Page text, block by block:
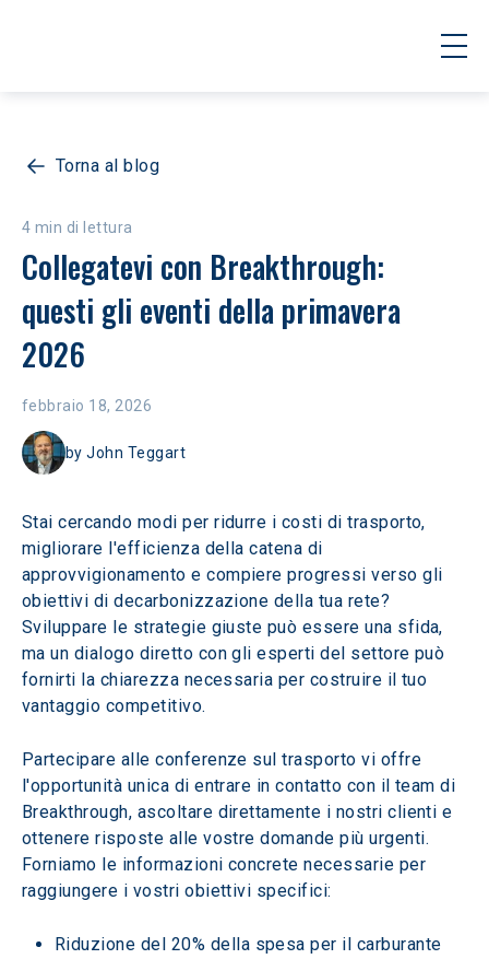
Torna al blog
4 min di lettura
Collegatevi con Breakthrough:
questi gli eventi della primavera
2026
febbraio 18, 2026
byJohn Teggart
Stai cercando modi per ridurre i costi di trasporto,
migliorare l'efficienza della catena di
approvvigionamento e compiere progressi verso gli
obiettivi di decarbonizzazione della tua rete?
Sviluppare le strategie giuste può essere una sfida,
ma un dialogo diretto con gli esperti del settore può
fornirti la chiarezza necessaria per costruire il tuo
vantaggio competitivo.
Partecipare alle conferenze sul trasporto vi offre
l'opportunità unica di entrare in contatto con il team di
Breakthrough, ascoltare direttamente i nostri clienti e
ottenere risposte alle vostre domande più urgenti.
Forniamo le informazioni concrete necessarie per
raggiungere i vostri obiettivi specifici:
Riduzione del 20% della spesa per il carburante